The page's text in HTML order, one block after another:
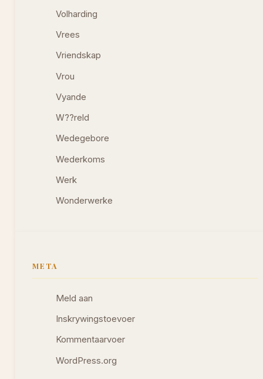
Volharding
Vrees
Vriendskap
Vrou
Vyande
W??reld
Wedegebore
Wederkoms
Werk
Wonderwerke
META
Meld aan
Inskrywingstoevoer
Kommentaarvoer
WordPress.org